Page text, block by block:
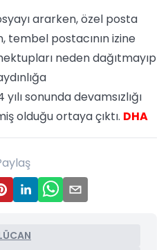
ararken, özel posta
tembel postacının izine
neden dağıtmayıp
sonunda devamsızlığı
olduğu ortaya çıktı. DHA